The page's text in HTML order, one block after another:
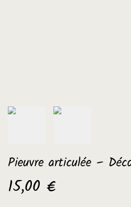
Pieuvre articulée –
15,00 €